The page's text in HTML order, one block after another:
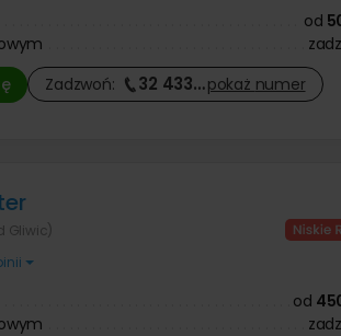
od
Zadzwoń: 32 433…pokaż numer
Gliwic)
od